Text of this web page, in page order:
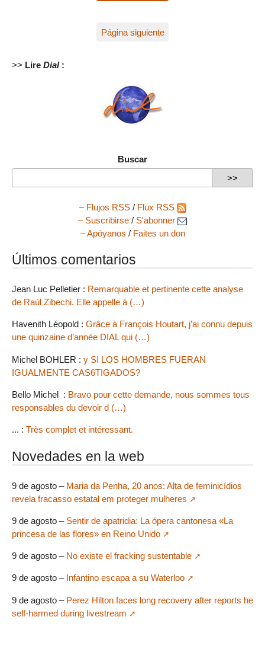
Página siguiente
>> Lire Dial:
Buscar
– Flujos RSS/ Flux RSS
– Suscribirse / S'abonner
– Apóyanos / Faites un don
Últimos comentarios
Jean Luc Pelletier : Remarquable et pertinente cette analyse
de Raúl Zibechi. Elle appelle à (…)
Havenith Léopold : Grâce à François Houtart, j’ai connu depuis
une quinzaine d’année DIAL qui (…)
Michel BOHLER : y SI LOS HOMBRES FUERAN
IGUALMENTE CAS6TIGADOS?
Bello Michel : Bravo pour cette demande, nous sommes tous
responsables du devoir d (…)
... : Très complet et intéressant.
Novedades en la web
9 de agosto – Maria da Penha, 20 anos: Alta de feminicídios
revela fracasso estatal em proteger mulheres
9 de agosto – Sentir de apatridia: La ópera cantonesa «La
princesa de las flores» en Reino Unido
9 de agosto – No existe el fracking sustentable
9 de agosto – Infantino escapa a su Waterloo
9 de agosto – Perez Hilton faces long recovery after reports he
self-harmed during livestream